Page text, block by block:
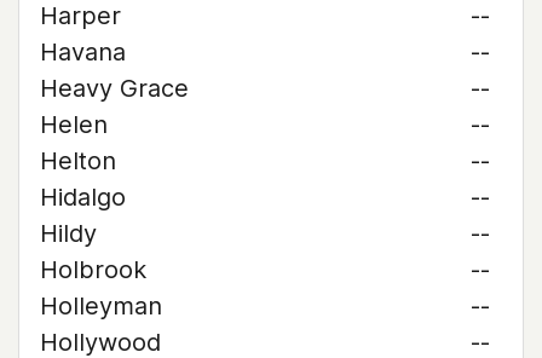
Harper
--
Havana
--
Heavy Grace
--
Helen
--
Helton
--
Hidalgo
--
Hildy
--
Holbrook
--
Holleyman
--
Hollywood
--